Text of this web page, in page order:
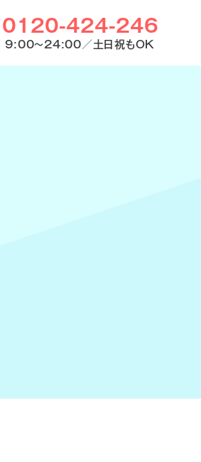
0120-424-246
9:00〜24:00／土日祝もOK